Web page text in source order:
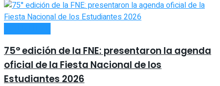
75° edición de la FNE: presentaron la agenda
oficial de la Fiesta Nacional de los
Estudiantes 2026